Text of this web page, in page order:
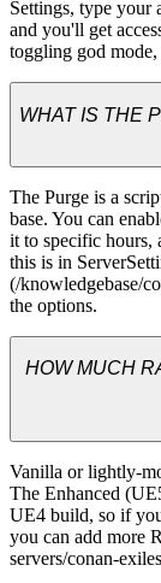
Settings, type your
and you'll get
toggling god mode,
WHAT IS THE
The Purge is a
base. You can
it to specific hours,
this is in
(/knowledgebase/
the options.
HOW MUCH
Vanilla or lightly-
The Enhanced
UE4 build, so if
you can add more
servers/conan-